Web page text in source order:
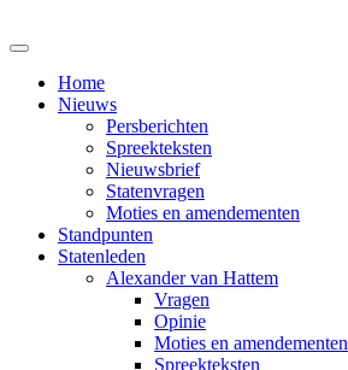
Home
Nieuws
Persberichten
Spreekteksten
Nieuwsbrief
Statenvragen
Moties en amendementen
Standpunten
Statenleden
Alexander van Hattem
Vragen
Opinie
Moties en amendementen
Spreekteksten